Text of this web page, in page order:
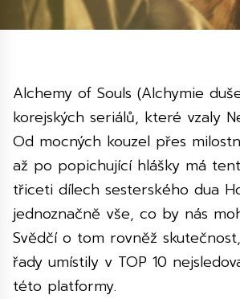
Alchemy of Souls (Alchymie
korejských seriálů, které vzaly
Od mocných kouzel přes
až po popichující hlášky má
třiceti dílech sesterského dua
jednoznačně vše, co by nás
Svědčí o tom rovněž
řady umístily v TOP 10
této platformy.